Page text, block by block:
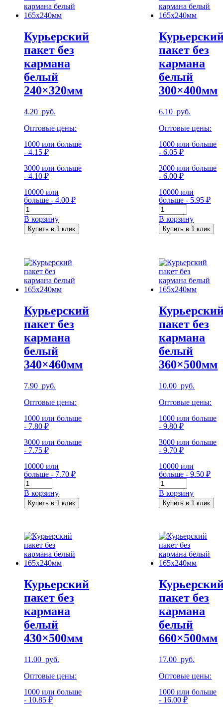
Курьерский
пакет без
кармана
белый
240×320мм
4.20 руб.
Оптовые цены:
1000 или больше
- 4.15 ₽
3000 или больше
- 4.10 ₽
10000 или
больше - 4.00 ₽
Количество
Курьерский
пакет
без
240x320мм
В корзину
Купить в 1 клик
пакет без
кармана
белый
300×400мм
6.10 руб.
Оптовые цены:
1000 или больше
- 6.05 ₽
3000 или больше
- 6.00 ₽
10000 или
больше - 5.95 ₽
Количество
Курьерский
пакет
без
300x400мм
В корзину
Купить в 1 клик
Курьерский
пакет без
кармана
белый
340×460мм
7.90 руб.
Оптовые цены:
1000 или больше
- 7.80 ₽
3000 или больше
- 7.75 ₽
10000 или
больше - 7.70 ₽
Количество
Курьерский
пакет
без
340x460мм
В корзину
Купить в 1 клик
пакет без
кармана
белый
360×500мм
10.00 руб.
Оптовые цены:
1000 или больше
- 9.80 ₽
3000 или больше
- 9.70 ₽
10000 или
больше - 9.50 ₽
Количество
Курьерский
пакет
без
360×500мм
В корзину
Купить в 1 клик
Курьерский
пакет без
кармана
белый
430×500мм
11.00 руб.
Оптовые цены:
1000 или больше
- 10.85 ₽
пакет без
кармана
белый
660×500мм
17.00 руб.
Оптовые цены:
1000 или больше
- 16.00 ₽